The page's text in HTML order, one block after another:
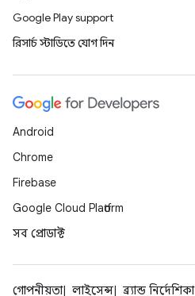
Google Play support
রিসার্চ স্টাডিতে যোগ দিন
Android
Chrome
Firebase
Google Cloud Platform
সব প্রোডাক্ট
গোপনীয়তা লাইসেন্স ব্র্যান্ড নির্দেশিকা